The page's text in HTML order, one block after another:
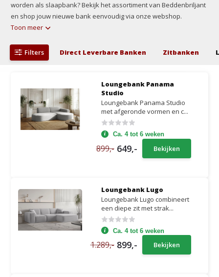
worden als slaapbank? Bekijk het assortiment van Beddenbriljant
en shop jouw nieuwe bank eenvoudig via onze webshop.
Toon meer
Filters Direct Leverbare Banken Zitbanken
Loungebank Panama
Studio
Loungebank Panama Studio
met afgeronde vormen en c...
Ca. 4 tot 6 weken
899,- 649,- Bekijken
Loungebank Lugo
Loungebank Lugo combineert
een diepe zit met strak...
Ca. 4 tot 6 weken
1.289,- 899,- Bekijken